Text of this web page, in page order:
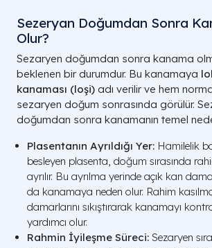
Sezeryan Doğumdan Sonra
Olur?
Sezaryen doğumdan sonra kanama
beklenen bir durumdur. Bu kanamaya
kanaması (loşi) adı verilir ve hem
sezaryen doğum sonrasında görülür.
doğumdan sonra kanamanın temel
Plasentanın Ayrıldığı Yer: Hamilelik
besleyen plasenta, doğum sırasında
ayrılır. Bu ayrılma yerinde açık kan
da kanamaya neden olur. Rahim
damarlarını sıkıştırarak kanamayı
yardımcı olur.
Rahmin İyileşme Süreci: Sezaryen